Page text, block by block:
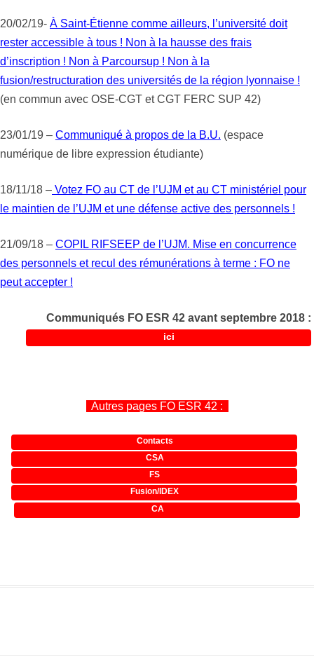
20/02/19- À Saint-Étienne comme ailleurs, l’université doit
rester accessible à tous ! Non à la hausse des frais
d’inscription ! Non à Parcoursup ! Non à la
fusion/restructuration des universités de la région lyonnaise !
(en commun avec OSE-CGT et CGT FERC SUP 42)
23/01/19 – Communiqué à propos de la B.U. (espace
numérique de libre expression étudiante)
18/11/18 – Votez FO au CT de l’UJM et au CT ministériel pour
le maintien de l’UJM et une défense active des personnels !
21/09/18 – COPIL RIFSEEP de l’UJM. Mise en concurrence
des personnels et recul des rémunérations à terme : FO ne
peut accepter !
Communiqués FO ESR 42 avant septembre 2018 :
ici
Autres pages FO ESR 42 :
Contacts
CSA
FS
Fusion/IDEX
CA